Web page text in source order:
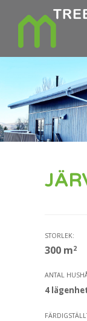
STORLEK:
300 m2
ANTAL
4